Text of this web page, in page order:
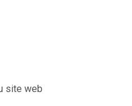
site web